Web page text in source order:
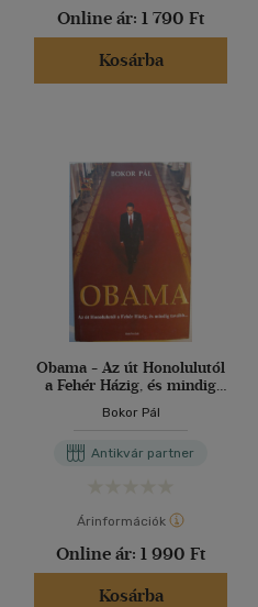
Online ár: 1 790 Ft
Kosárba
Obama - Az út Honolulutól
a Fehér Házig, és mindig
Bokor Pál
Antikvár partner
Árinformációk
Online ár: 1 990 Ft
Kosárba